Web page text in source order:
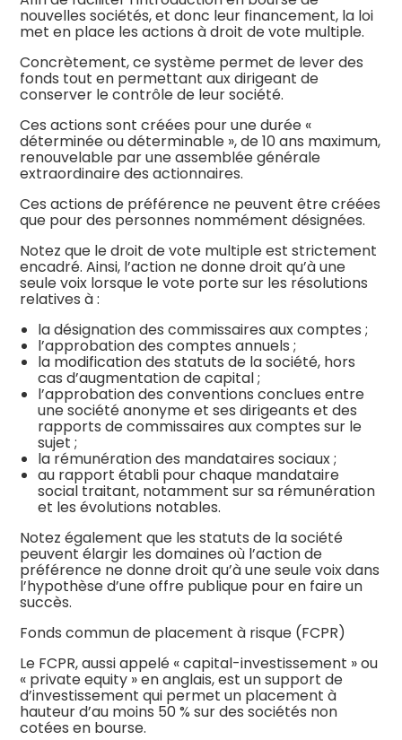
nouvelles sociétés, et donc leur financement, la loi
met en place les actions à droit de vote multiple.
Concrètement, ce système permet de lever des
fonds tout en permettant aux dirigeant de
conserver le contrôle de leur société.
Ces actions sont créées pour une durée «
déterminée ou déterminable », de 10 ans maximum,
renouvelable par une assemblée générale
extraordinaire des actionnaires.
Ces actions de préférence ne peuvent être créées
que pour des personnes nommément désignées.
Notez que le droit de vote multiple est strictement
encadré. Ainsi, l’action ne donne droit qu’à une
seule voix lorsque le vote porte sur les résolutions
relatives à :
la désignation des commissaires aux comptes ;
l’approbation des comptes annuels ;
la modification des statuts de la société, hors
cas d’augmentation de capital ;
l’approbation des conventions conclues entre
une société anonyme et ses dirigeants et des
rapports de commissaires aux comptes sur le
sujet ;
la rémunération des mandataires sociaux ;
au rapport établi pour chaque mandataire
social traitant, notamment sur sa rémunération
et les évolutions notables.
Notez également que les statuts de la société
peuvent élargir les domaines où l’action de
préférence ne donne droit qu’à une seule voix dans
l’hypothèse d’une offre publique pour en faire un
succès.
Fonds commun de placement à risque (FCPR)
Le FCPR, aussi appelé « capital-investissement » ou
« private equity » en anglais, est un support de
d’investissement qui permet un placement à
hauteur d’au moins 50 % sur des sociétés non
cotées en bourse.